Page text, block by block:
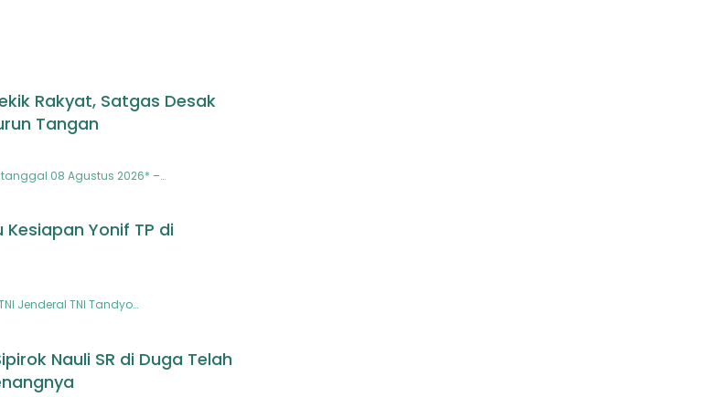
Rakyat, Satgas Desak
Tangan
08 Agustus 2026* –…
Kesiapan Yonif TP di
Jenderal TNI Tandyo…
Nauli SR di Duga Telah